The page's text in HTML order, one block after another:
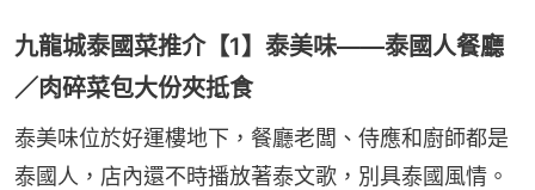
九龍城泰國菜推介【1】泰美味——泰國人餐廳
／肉碎菜包大份夾抵食
泰美味位於好運樓地下，餐廳老闆、侍應和廚師都是
泰國人，店內還不時播放著泰文歌，別具泰國風情。